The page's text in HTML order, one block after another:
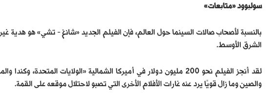
سوليوود «متابعات»
بالنسبة لأصحاب صالات السينما حول العالم، فإن الفيلم الجديد «شانغ – تشي» هو هدية
الشرق الأوسط.
والصين وما زال قويًا يرد عنه غارات الأفلام الأخرى التي تصبو لاحتلال موقعه على القمة.